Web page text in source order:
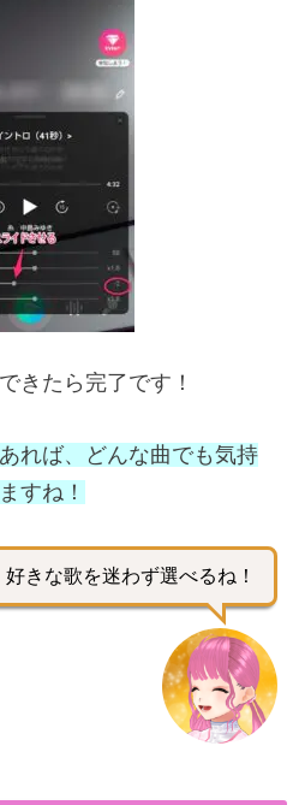
きたら完了です！
れば、どんな曲でも気持
すね！
好きな歌を迷わず選べるね！